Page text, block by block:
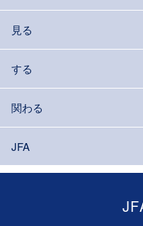
見る
する
関わる
JFA